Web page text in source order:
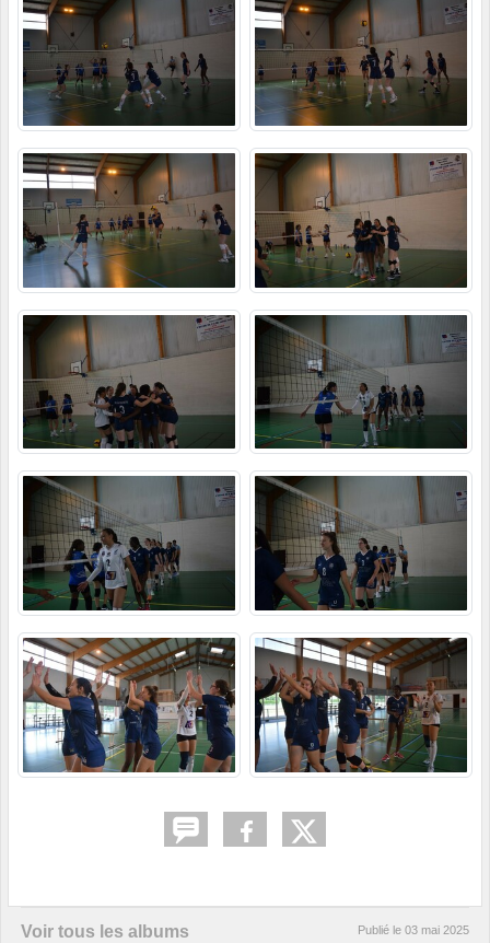
Voir tous les albums
Publié le 03 mai 2025